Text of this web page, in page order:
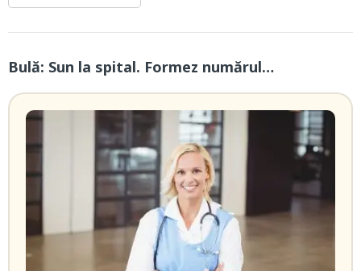
Bulă: Sun la spital. Formez numărul…